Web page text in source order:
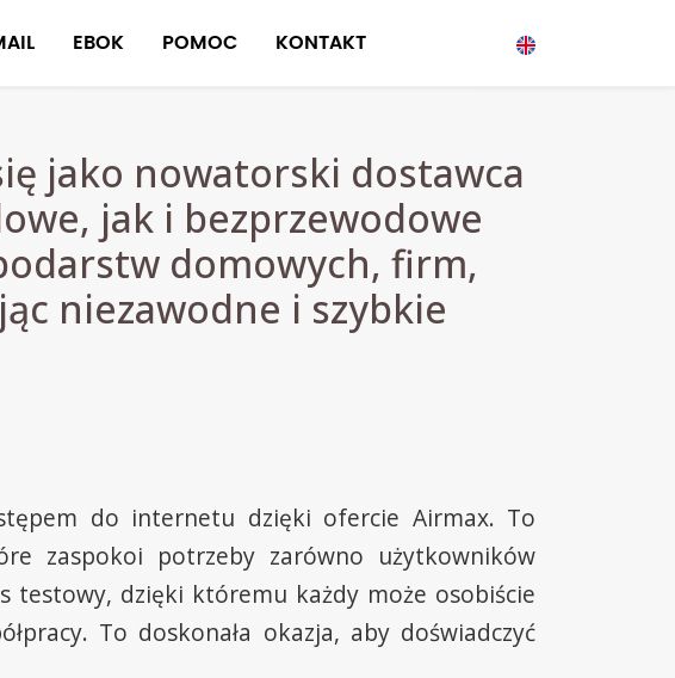
EBOK POMOC KONTAKT
jako nowatorski dostawca
jak i bezprzewodowe
domowych, firm,
niezawodne i szybkie
do internetu dzięki ofercie Airmax. To
zaspokoi potrzeby zarówno użytkowników
testowy, dzięki któremu każdy może osobiście
To doskonała okazja, aby doświadczyć